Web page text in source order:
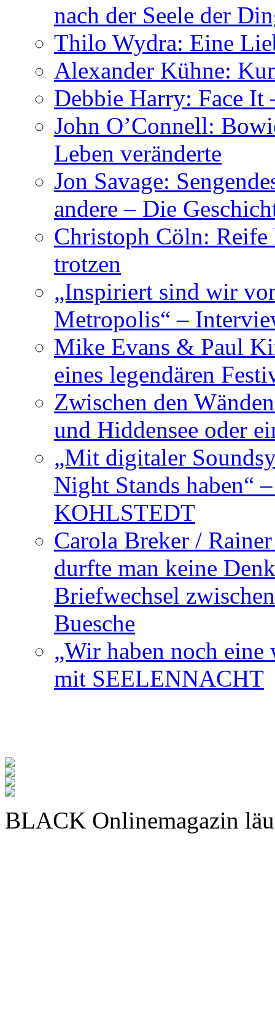
nach der Seele der
Thilo Wydra: Eine
Alexander Kühne:
Debbie Harry: Face
John O’Connell:
Leben veränderte
Jon Savage:
andere – Die
Christoph Cöln:
trotzen
„Inspiriert sind wir
Metropolis“ –
Mike Evans & Paul
eines legendären
Zwischen den
und Hiddensee oder
„Mit digitaler
Night Stands haben“
KOHLSTEDT
Carola Breker /
durfte man keine
Briefwechsel
Buesche
„Wir haben noch
mit SEELENNACHT
BLACK Onlinemagazin